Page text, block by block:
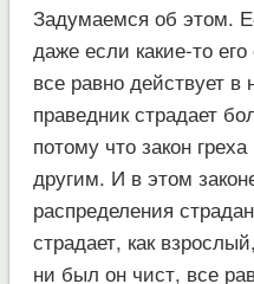
Задумаемся об этом.
даже если какие-то
все равно действует в
праведник страдает
потому что закон
другим. И в этом
распределения
страдает, как
ни был он чист, все